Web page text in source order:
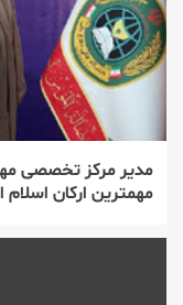
مدیر مركز تخصصی
مهمترین اركان